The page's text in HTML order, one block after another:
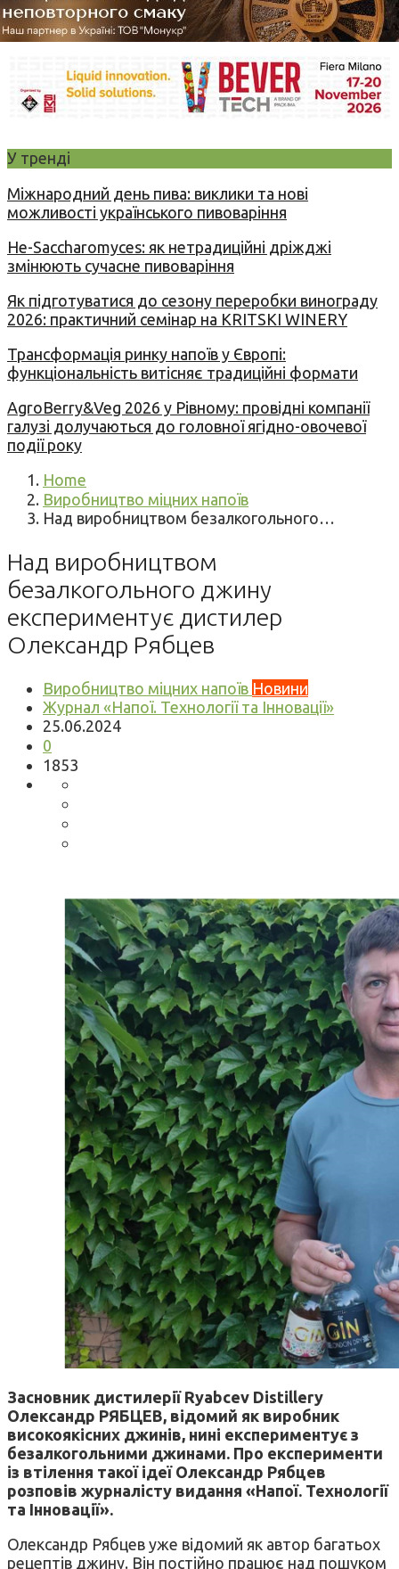
У тренді
Міжнародний день пива: виклики та нові
можливості українського пивоваріння
Не-Saccharomyces: як нетрадиційні дріжджі
змінюють сучасне пивоваріння
Як підготуватися до сезону переробки винограду
2026: практичний семінар на KRITSKI WINERY
Трансформація ринку напоїв у Європі:
функціональність витісняє традиційні формати
AgroBerry&Veg 2026 у Рівному: провідні компанії
галузі долучаються до головної ягідно-овочевої
події року
Home
Виробництво міцних напоїв
Над виробництвом безалкогольного…
Над виробництвом
безалкогольного джину
експериментує дистилер
Олександр Рябцев
Виробництво міцних напоїв Новини
Журнал «Напої. Технології та Інновації»
25.06.2024
0
1853
Засновник дистилерії Ryabcev Distillery
Олександр РЯБЦЕВ, відомий як виробник
високоякісних джинів, нині експериментує з
безалкогольними джинами. Про експерименти
із втілення такої ідеї Олександр Рябцев
розповів журналісту видання «Напої. Технології
та Інновації».
Олександр Рябцев уже відомий як автор багатьох
рецептів джину. Він постійно працює над пошуком